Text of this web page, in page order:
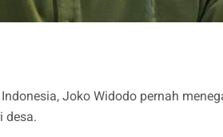
Joko Widodo pernah
desa.